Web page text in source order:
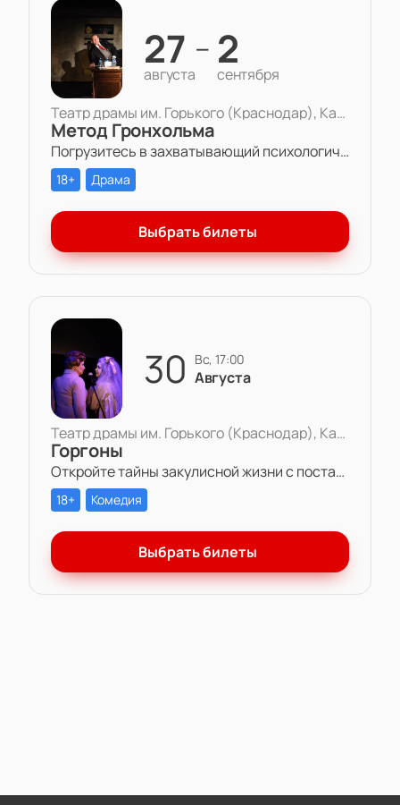
27
августа
— 2
сентября
Театр драмы им. Горького (Краснодар), Камерная сцена
Метод Гронхольма
Погрузитесь в захватывающий психологический триллер «Метод Гронхольма» в Театре драмы им. Горького.
18+ Драма
Выбрать билеты
30 вс, 17:00
Августа
Театр драмы им. Горького (Краснодар), Камерная сцена
Горгоны
Откройте тайны закулисной жизни с постановкой «Горгоны» в Театре драмы им. Горького. Две актрисы, одна роль и многолетняя вражда – станьте свидетелем захватывающей игры амбиций и чувств на театральной сцене.
18+ Комедия
Выбрать билеты